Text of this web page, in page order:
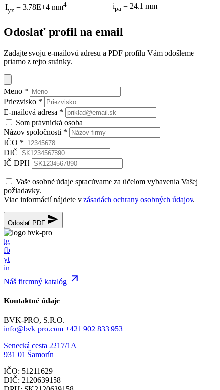
Iyz = 3.78E+4 mm4 ipa = 24.1 mm
Odoslať profil na email
Zadajte svoju e-mailovú adresu a PDF profilu Vám odošleme
priamo z tejto stránky.
Meno *
Priezvisko *
E-mailová adresa *
Som právnická osoba
Názov spoločnosti *
IČO *
DIČ
IČ DPH
Vaše osobné údaje spracúvame za účelom vybavenia Vašej
požiadavky.
Viac informácií nájdete v zásadách ochrany osobných údajov.
Odoslať PDF
ig
fb
yt
in
Náš firemný katalóg
Kontaktné údaje
BVK-PRO, S.R.O.
info@bvk-pro.com +421 902 833 953
Senecká cesta 2217/1A
931 01 Šamorín
IČO: 51211629
DIČ: 2120639158